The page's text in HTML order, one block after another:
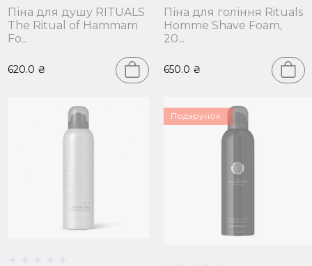
Піна для душу RITUALS
The Ritual of Hammam
Fo...
620.0 ₴
Піна для гоління Rituals
Homme Shave Foam,
20...
650.0 ₴
Подарунок